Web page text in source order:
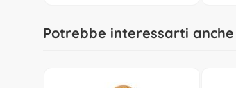
Potrebbe interessarti anche